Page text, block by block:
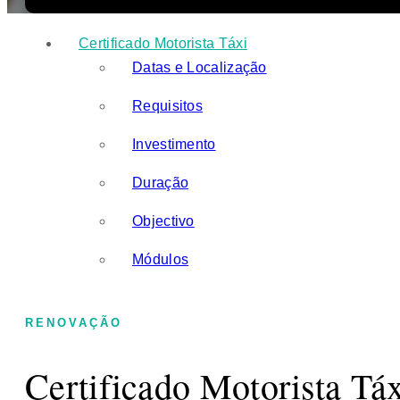
Certificado Motorista Táxi
Datas e Localização
Requisitos
Investimento
Duração
Objectivo
Módulos
RENOVAÇÃO
Certificado Motorista